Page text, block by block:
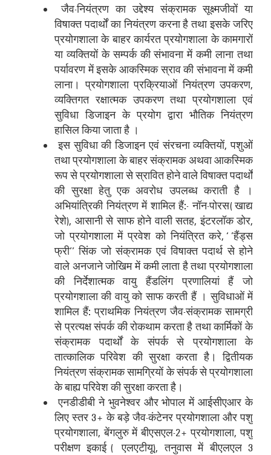
जैव-नियंत्रण का उद्देश्य संक्रामक सूक्ष्मजीवों या
विषाक्त पदार्थों का नियंत्रण करना है तथा इसके जरिए
प्रयोगशाला के बाहर कार्यरत प्रयोगशाला के कामगारों
या व्‍यक्तियों के सम्पर्क की संभावना में कमी लाना तथा
पर्यावरण में इसके आकस्मिक स्राव की संभावना में कमी
लाना। प्रयोगशाला प्रक्रियाओं नियंत्रण उपकरण,
व्‍यक्तिगत रक्षात्‍मक उपकरण तथा प्रयोगशाला एवं
सुविधा डिजाइन के प्रयोग द्वारा भौतिक नियंत्रण
हासिल किया जाता है ।
इस सुविधा की डिजाइन एवं संरचना व्यक्तियों, पशुओं
तथा प्रयोगशाला के बाहर संक्रामक अथवा आकस्मिक
रूप से प्रयोगशाला से स्रावित होने वाले विषाक्‍त पदार्थों
की सुरक्षा हेतु एक अवरोध उपलब्‍ध कराती है ।
अभियांत्रिकी नियंत्रण में शामिल हैं:- नॉन-पोरस (खाद्य
रेशे), आसानी से साफ होने वाली सतह, इंटरलॉक डोर,
जो प्रयोगशाला में प्रवेश को नियंत्रित करे, ‘’हैंड्स
फ्री’’ सिंक जो संक्रामक एवं विषाक्‍त पदार्थ से होने
वाले अनजाने जोखिम में कमी लाता है तथा प्रयोगशाला
की निर्देशात्‍मक वायु हैंडलिंग प्रणालियां हैं जो
प्रयोगशाला की वायु को साफ करती हैं । सुविधाओं में
शामिल हैं: प्राथमिक नियंत्रण जैव-संक्रामक सामग्री
से प्रत्यक्ष संपर्क की रोकथाम करता है तथा कार्मिकों के
संक्रामक पदार्थों के संपर्क से प्रयोगशाला के
तात्‍कालिक परिवेश की सुरक्षा करता है। द्वितीयक
नियंत्रण संक्रामक सामग्रियों के संपर्क से प्रयोगशाला
के बाह्य परिवेश की सुरक्षा करता है।
एनडीडीबी ने भुवनेश्वर और भोपाल में आईसीएआर के
लिए स्तर 3+ के बड़े जैव-कंटेनर प्रयोगशाला और पशु
प्रयोगशाला, बेंगलुरु में बीएसएल-2+ प्रयोगशाला, पशु
परीक्षण इकाई ( एलएटीयू), तनुवास में बीएलएल 3